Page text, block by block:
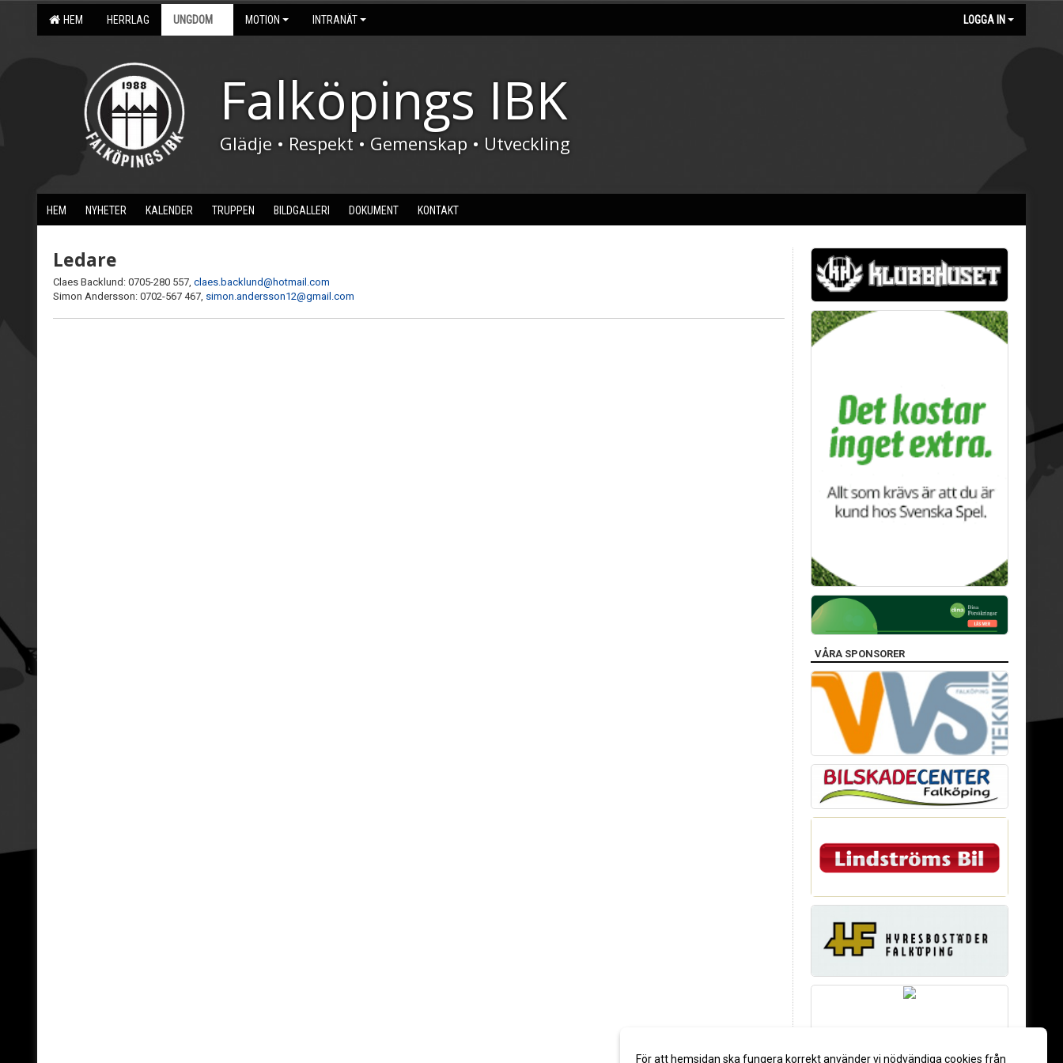
HEM HERRLAG UNGDOM MOTION INTRANÄT LOGGA IN
Falköpings IBK
Glädje • Respekt • Gemenskap • Utveckling
HEM NYHETER KALENDER TRUPPEN BILDGALLERI DOKUMENT KONTAKT
Ledare
Claes Backlund: 0705-280 557, claes.backlund@hotmail.com
Simon Andersson: 0702-567 467, simon.andersson12@gmail.com
VÅRA SPONSORER
För att hemsidan ska fungera korrekt använder vi nödvändiga cookies från